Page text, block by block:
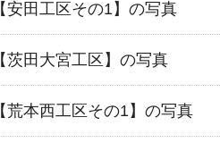
安田工区その1】の写真
茨田大宮工区】の写真
荒本西工区その1】の写真